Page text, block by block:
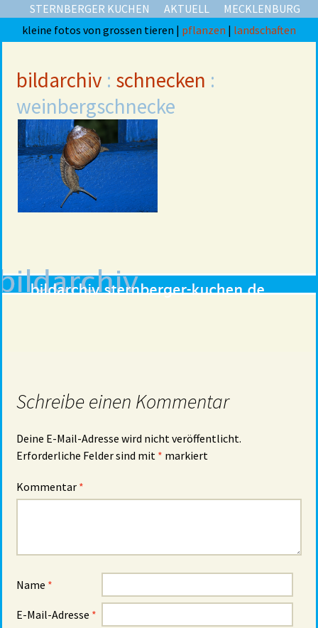
STERNBERGER KUCHEN AKTUELL
MECKLENBURG
kleine fotos von grossen tieren | pflanzen | landschaften
bildarchiv : schnecken :
weinbergschnecke
Schreibe einen Kommentar
Deine E-Mail-Adresse wird nicht veröffentlicht.
Erforderliche Felder sind mit * markiert
Kommentar *
Name *
E-Mail-Adresse *